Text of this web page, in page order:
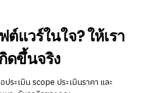
ต์แวร์ในใจ? ให้เรา
ดขึ้นจริง
ระเมิน scope ประเมินราคา และ